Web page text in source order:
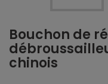
Bouchon de
chinois